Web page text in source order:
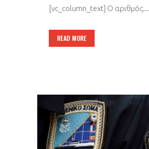
[vc_column_text] Ο αριθμός...
READ MORE